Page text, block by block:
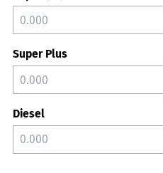
Super Plus
Diesel